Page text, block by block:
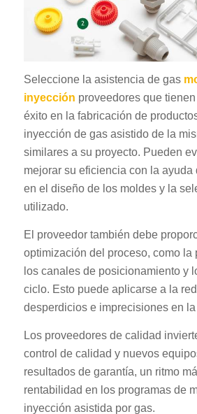
Seleccione la asistencia de gas
inyección proveedores que
éxito en la fabricación de
inyección de gas asistido de la
similares a su proyecto. Pueden
mejorar su eficiencia con la ayuda
en el diseño de los moldes y la
utilizado.
El proveedor también debe
optimización del proceso, como la
los canales de posicionamiento y
ciclo. Esto puede aplicarse a la
desperdicios e imprecisiones en
Los proveedores de calidad
control de calidad y nuevos
resultados de garantía, un ritmo
rentabilidad en los programas de
inyección asistida por gas.